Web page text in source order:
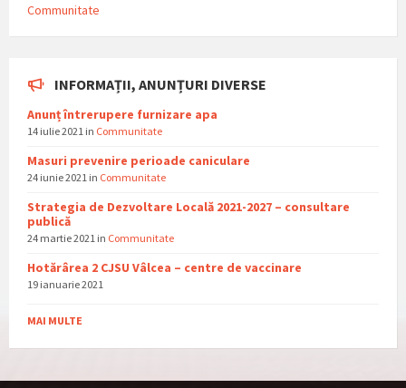
Communitate
INFORMAȚII, ANUNȚURI DIVERSE
Anunț întrerupere furnizare apa
14 iulie 2021 in Communitate
Masuri prevenire perioade caniculare
24 iunie 2021 in Communitate
Strategia de Dezvoltare Locală 2021-2027 – consultare
publică
24 martie 2021 in Communitate
Hotărârea 2 CJSU Vâlcea – centre de vaccinare
19 ianuarie 2021
MAI MULTE